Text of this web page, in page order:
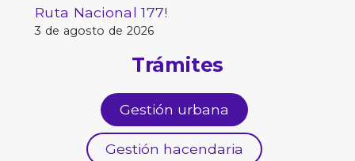
Ruta Nacional 177!
3 de agosto de 2026
Trámites
Gestión urbana
Gestión hacendaria